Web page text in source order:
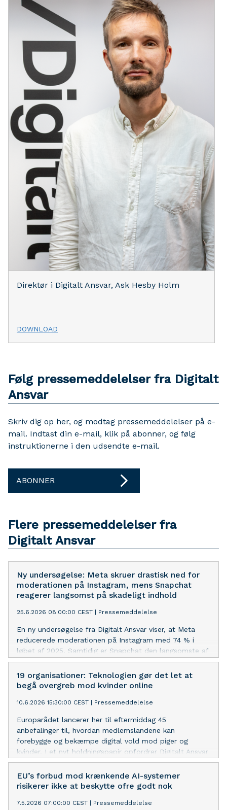
Direktør i Digitalt Ansvar, Ask Hesby Holm
DOWNLOAD
Følg pressemeddelelser fra Digitalt
Ansvar
Skriv dig op her, og modtag pressemeddelelser på e-
mail. Indtast din e-mail, klik på abonner, og følg
instruktionerne i den udsendte e-mail.
ABONNER
Flere pressemeddelelser fra
Digitalt Ansvar
Ny undersøgelse: Meta skruer drastisk ned for
moderationen på Instagram, mens Snapchat
reagerer langsomst på skadeligt indhold
25.6.2026 08:00:00 CEST Pressemeddelelse
En ny undersøgelse fra Digitalt Ansvar viser, at Meta
reducerede moderationen på Instagram med 74 % i
løbet af 2025. Samtidig er Snapchat den langsomste af
de undersøgte platforme til at gribe ind over for
skadeligt indhold.
19 organisationer: Teknologien gør det let at
begå overgreb mod kvinder online
10.6.2026 15:30:00 CEST Pressemeddelelse
Europarådet lancerer her til eftermiddag 45
anbefalinger til, hvordan medlemslandene kan
forebygge og bekæmpe digital vold mod piger og
kvinder. I et nyt holdningspapir opfordrer Digitalt Ansvar
sammen med 18 af sine medlemsorganisationer den
danske regering til at arbejde for, at EU følger
anbefalingerne. Særligt tre af anbefalinger er helt
kvinder online.
EU’s forbud mod krænkende AI-systemer
risikerer ikke at beskytte ofre godt nok
7.5.2026 07:00:00 CEST Pressemeddelelse